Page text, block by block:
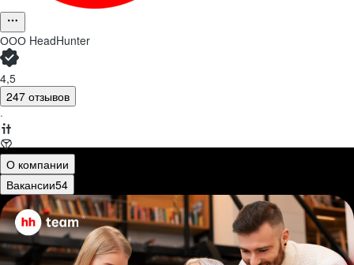
ООО HeadHunter
4,5
247 отзывов
·
О компании
Вакансии54